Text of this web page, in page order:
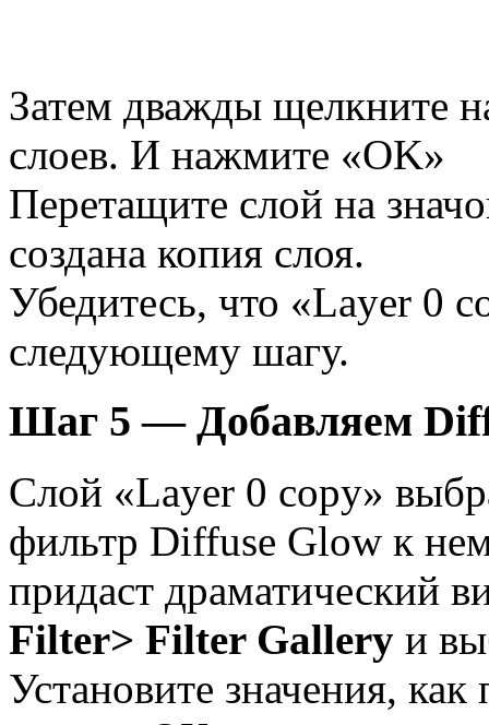
Затем дважды щелкните
слоев. И нажмите «OK»
Перетащите слой на
создана копия слоя.
Убедитесь, что «Layer 0
следующему шагу.
Шаг 5 — Добавляем
Слой «Layer 0 copy»
фильтр Diffuse Glow к
придаст драматический
Filter> Filter Gallery и
Установите значения,